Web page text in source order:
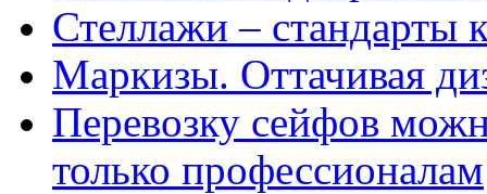
Стеллажи – стандарты
Маркизы. Оттачивая
Перевозку сейфов
только профессионалам